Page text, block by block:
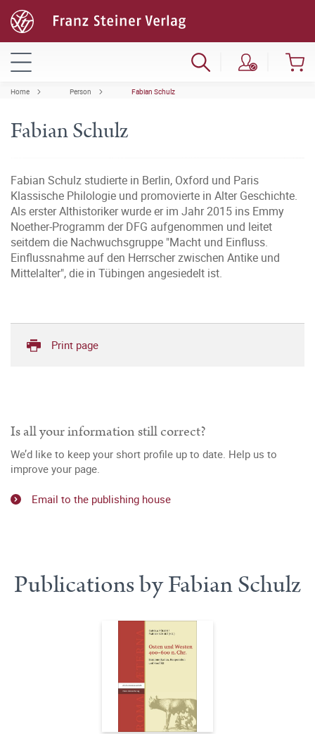
Home Person Fabian Schulz
Fabian Schulz
Fabian Schulz studierte in Berlin, Oxford und Paris
Klassische Philologie und promovierte in Alter Geschichte.
Als erster Althistoriker wurde er im Jahr 2015 ins Emmy
Noether-Programm der DFG aufgenommen und leitet
seitdem die Nachwuchsgruppe "Macht und Einfluss.
Einflussnahme auf den Herrscher zwischen Antike und
Mittelalter", die in Tübingen angesiedelt ist.
Print page
Is all your information still correct?
We’d like to keep your short profile up to date. Help us to
improve your page.
Email to the publishing house
Publications by Fabian Schulz